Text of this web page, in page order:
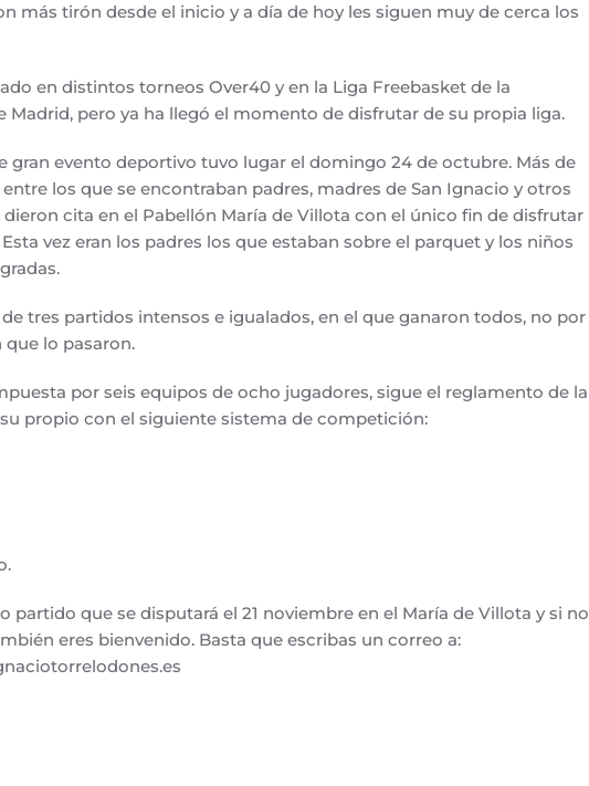
más tirón desde el inicio y a día de hoy les siguen muy de cerca los
en distintos torneos Over40 y en la Liga Freebasket de la
Madrid, pero ya ha llegó el momento de disfrutar de su propia liga.
gran evento deportivo tuvo lugar el domingo 24 de octubre. Más de
los que se encontraban padres, madres de San Ignacio y otros
cita en el Pabellón María de Villota con el único fin de disfrutar
vez eran los padres los que estaban sobre el parquet y los niños
tres partidos intensos e igualados, en el que ganaron todos, no por
lo pasaron.
por seis equipos de ocho jugadores, sigue el reglamento de la
propio con el siguiente sistema de competición:
partido que se disputará el 21 noviembre en el María de Villota y si no
eres bienvenido. Basta que escribas un correo a: